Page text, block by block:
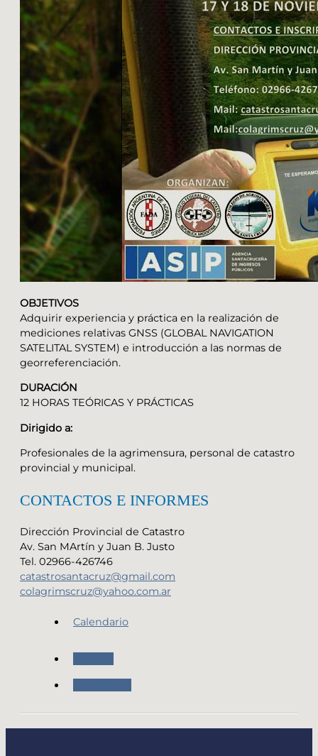
OBJETIVOS
Adquirir experiencia y práctica en la realización de
mediciones relativas GNSS (GLOBAL NAVIGATION
SATELITAL SYSTEM) e introducción a las normas de
georreferenciación.
DURACIÓN
12 HORAS TEÓRICAS Y PRÁCTICAS
Dirigido a:
Profesionales de la agrimensura, personal de catastro
provincial y municipal.
CONTACTOS E INFORMES
Dirección Provincial de Catastro
Av. San MArtín y Juan B. Justo
Tel. 02966-426746
catastrosantacruz@gmail.com
colagrimscruz@yahoo.com.ar
Calendario